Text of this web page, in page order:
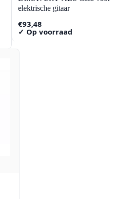
elektrische gitaar
€93,48
✓ Op voorraad